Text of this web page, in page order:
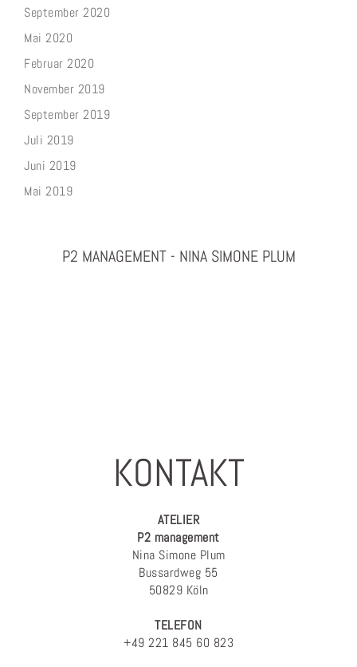
September 2020
Mai 2020
Februar 2020
November 2019
September 2019
Juli 2019
Juni 2019
Mai 2019
P2 MANAGEMENT - NINA SIMONE PLUM
KONTAKT
ATELIER
P2 management
Nina Simone Plum
Bussardweg 55
50829 Köln
TELEFON
+49 221 845 60 823